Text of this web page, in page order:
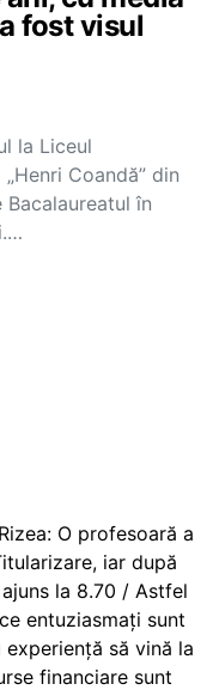
fost visul
la Liceul
Coandă” din
în
O profesoară a
iar după
la 8.70 / Astfel
entuziasmați sunt
să vină la
financiare sunt